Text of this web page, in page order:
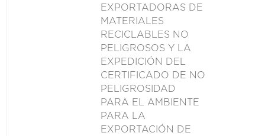
EXPORTADORAS DE
MATERIALES
RECICLABLES NO
PELIGROSOS Y LA
EXPEDICIÓN DEL
CERTIFICADO DE NO
PELIGROSIDAD
PARA EL AMBIENTE
PARA LA
EXPORTACIÓN DE